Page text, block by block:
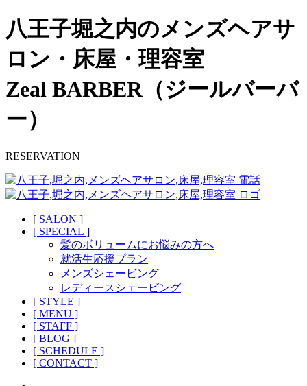
八王子堀之内のメンズヘアサ
ロン・床屋・理容室
Zeal BARBER（ジールバーバ
ー）
RESERVATION
[ SALON ]
[ SPECIAL ]
髪のボリュームにお悩みの方へ
就活生応援プラン
メンズシェービング
レディースシェービング
[ STYLE ]
[ MENU ]
[ STAFF ]
[ BLOG ]
[ SCHEDULE ]
[ CONTACT ]